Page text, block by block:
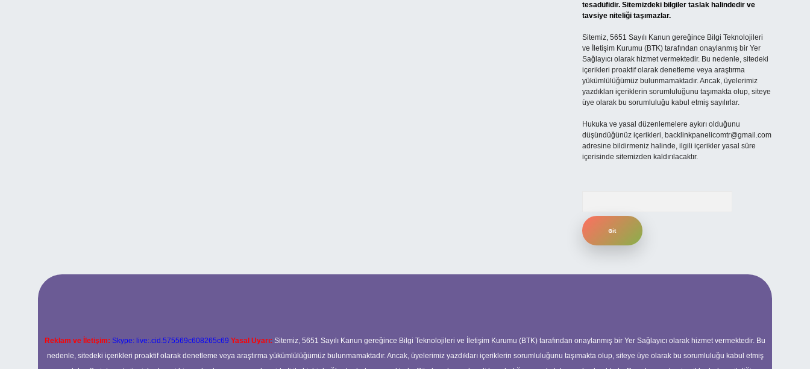
tesadüfidir. Sitemizdeki bilgiler taslak halindedir ve
tavsiye niteliği taşımazlar.
Sitemiz, 5651 Sayılı Kanun gereğince Bilgi Teknolojileri
ve İletişim Kurumu (BTK) tarafından onaylanmış bir Yer
Sağlayıcı olarak hizmet vermektedir. Bu nedenle, sitedeki
içerikleri proaktif olarak denetleme veya araştırma
yükümlülüğümüz bulunmamaktadır. Ancak, üyelerimiz
yazdıkları içeriklerin sorumluluğunu taşımakta olup, siteye
üye olarak bu sorumluluğu kabul etmiş sayılırlar.
Hukuka ve yasal düzenlemelere aykırı olduğunu
düşündüğünüz içerikleri, backlinkpanelicomtr@gmail.com
adresine bildirmeniz halinde, ilgili içerikler yasal süre
içerisinde sitemizden kaldırılacaktır.
Reklam ve İletişim: Skype: live:.cid.575569c608265c69 Yasal Uyarı: Sitemiz, 5651 Sayılı Kanun gereğince Bilgi Teknolojileri ve İletişim Kurumu (BTK) tarafından onaylanmış bir Yer Sağlayıcı olarak hizmet vermektedir. Bu
nedenle, sitedeki içerikleri proaktif olarak denetleme veya araştırma yükümlülüğümüz bulunmamaktadır. Ancak, üyelerimiz yazdıkları içeriklerin sorumluluğunu taşımakta olup, siteye üye olarak bu sorumluluğu kabul etmiş